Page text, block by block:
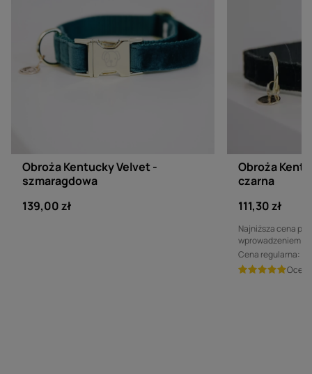
Obroża Kentucky Velvet -
szmaragdowa
139,00 zł
Obroża
czarna
111,30 zł
Najniższa cena
wprowadzeniem
Cena regularna:
Ocena